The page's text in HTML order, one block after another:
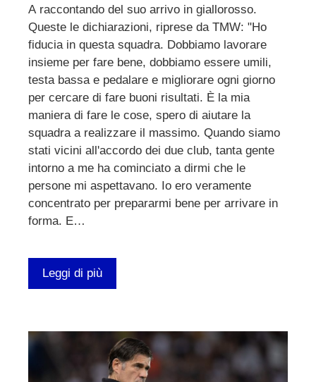
A raccontando del suo arrivo in giallorosso.
Queste le dichiarazioni, riprese da TMW: "Ho
fiducia in questa squadra. Dobbiamo lavorare
insieme per fare bene, dobbiamo essere umili,
testa bassa e pedalare e migliorare ogni giorno
per cercare di fare buoni risultati. È la mia
maniera di fare le cose, spero di aiutare la
squadra a realizzare il massimo. Quando siamo
stati vicini all'accordo dei due club, tanta gente
intorno a me ha cominciato a dirmi che le
persone mi aspettavano. Io ero veramente
concentrato per prepararmi bene per arrivare in
forma. E…
Leggi di più